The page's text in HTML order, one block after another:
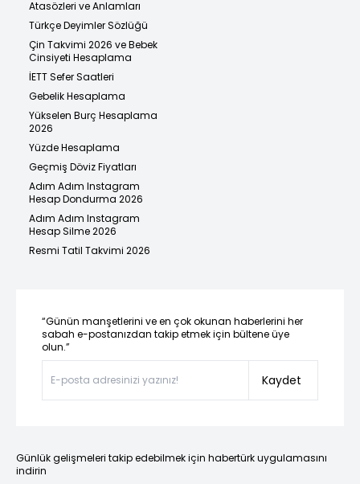
Atasözleri ve Anlamları
Türkçe Deyimler Sözlüğü
Çin Takvimi 2026 ve Bebek
Cinsiyeti Hesaplama
İETT Sefer Saatleri
Gebelik Hesaplama
Yükselen Burç Hesaplama
2026
Yüzde Hesaplama
Geçmiş Döviz Fiyatları
Adım Adım Instagram
Hesap Dondurma 2026
Adım Adım Instagram
Hesap Silme 2026
Resmi Tatil Takvimi 2026
“Günün manşetlerini ve en çok okunan haberlerini her
sabah e-postanızdan takip etmek için bültene üye
olun.”
Kaydet
Günlük gelişmeleri takip edebilmek için habertürk uygulamasını
indirin